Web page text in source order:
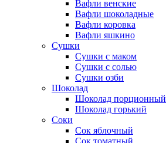
Вафли венские
Вафли шоколадные
Вафли коровка
Вафли яшкино
Сушки
Сушки с маком
Сушки с солью
Сушки озби
Шоколад
Шоколад порционный
Шоколад горький
Соки
Сок яблочный
Сок томатный